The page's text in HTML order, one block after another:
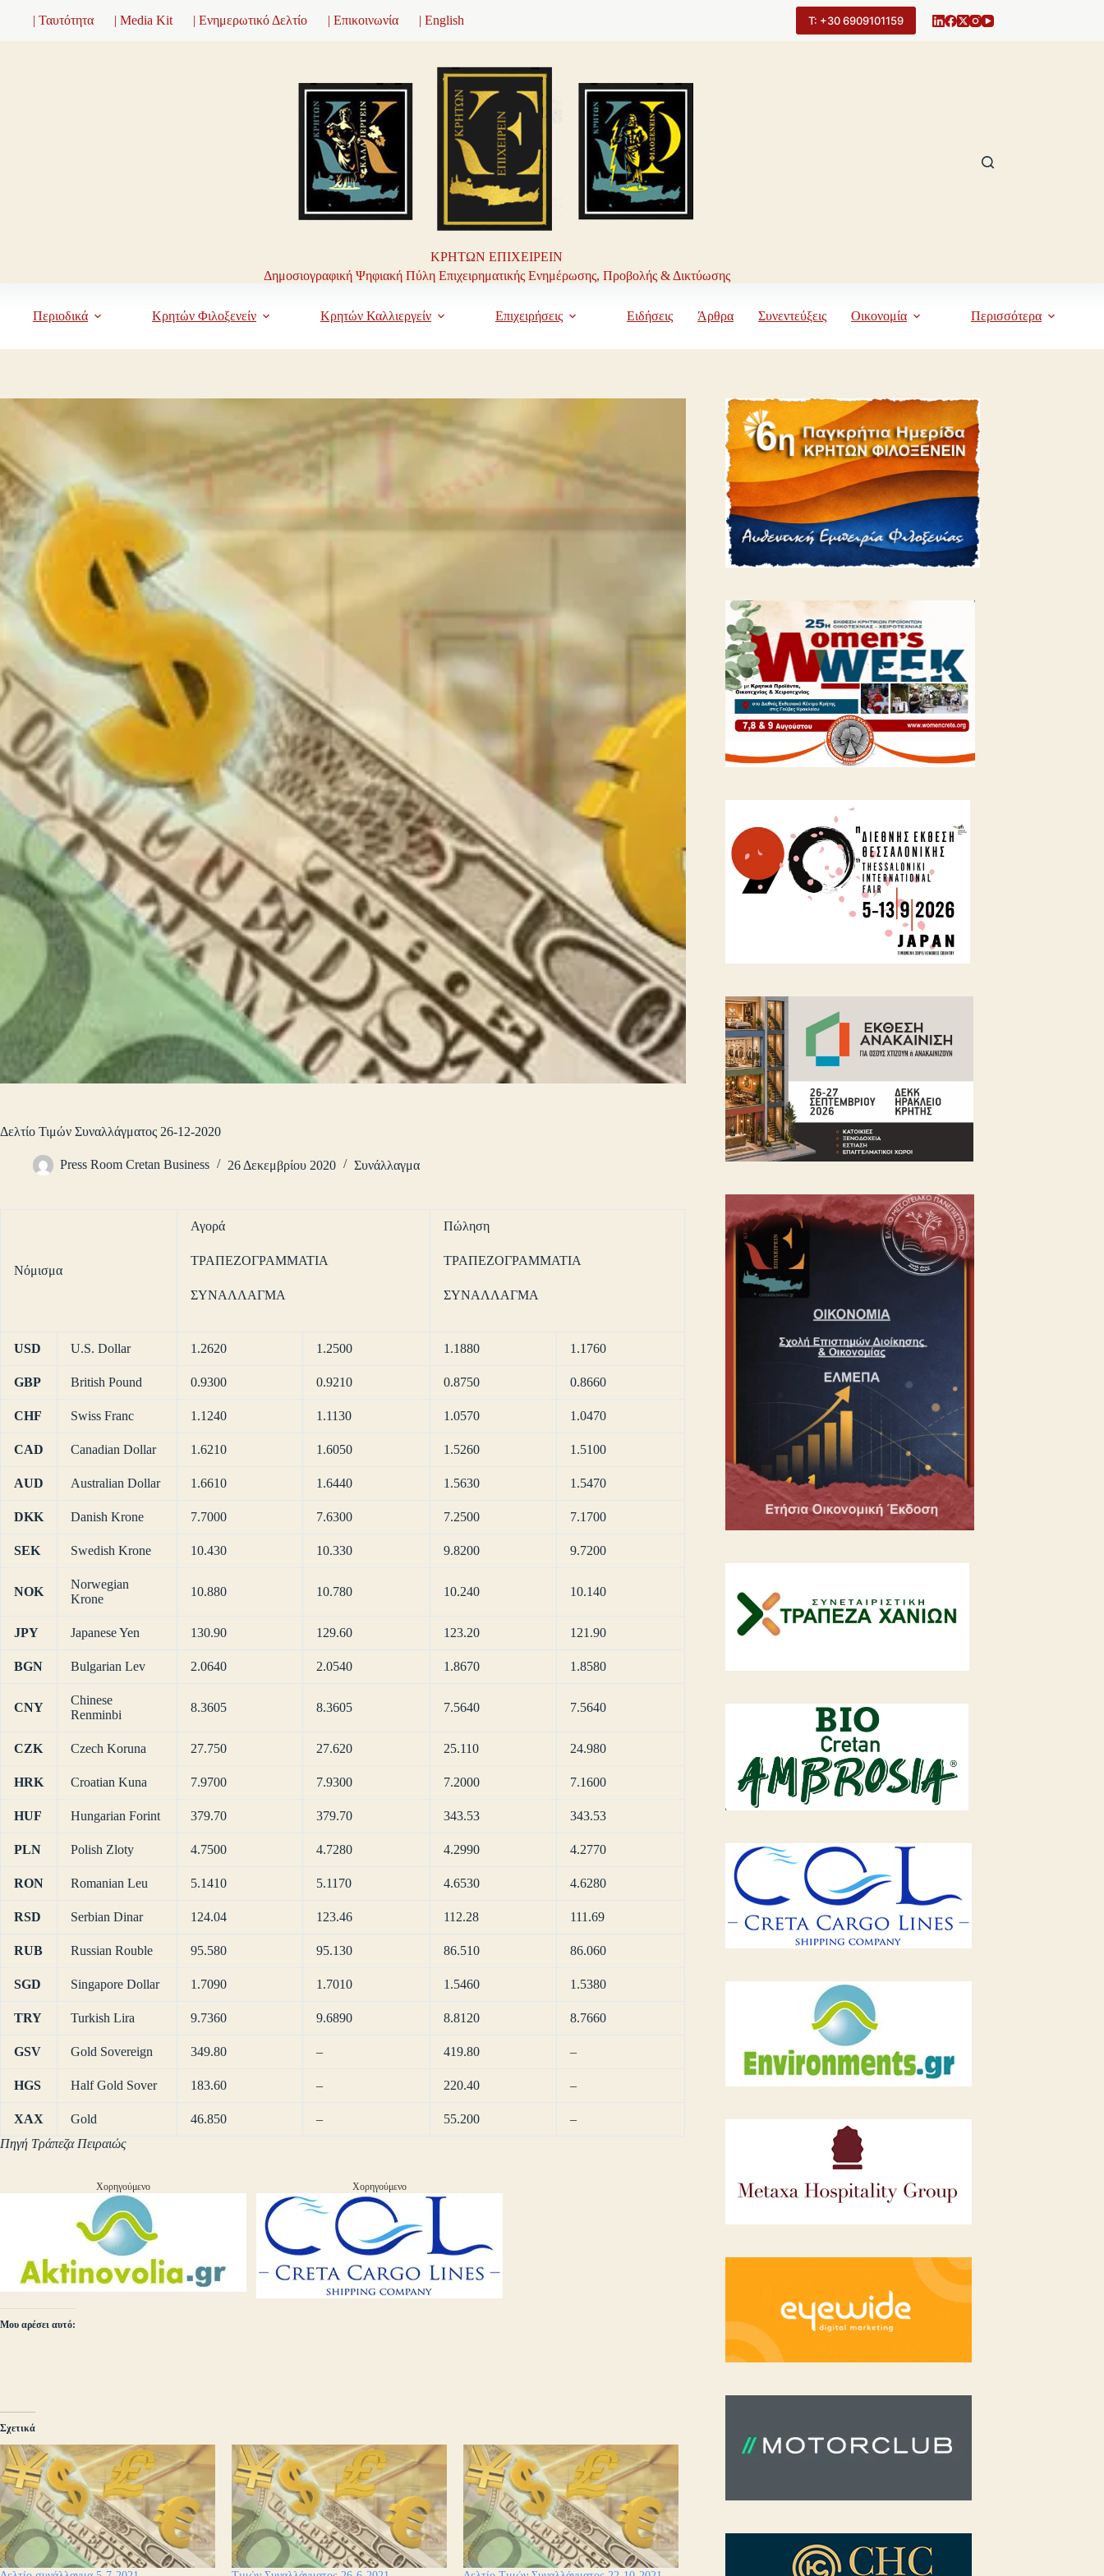
| Ταυτότητα | Media Kit | Ενημερωτικό Δελτίο | Επικοινωνία | English Τ: +30 6909101159
ΚΡΗΤΩΝ ΕΠΙΧΕΙΡΕΙΝ
Δημοσιογραφική Ψηφιακή Πύλη Επιχειρηματικής Ενημέρωσης, Προβολής & Δικτύωσης
Περιοδικά Κρητών Φιλοξενείν Κρητών Καλλιεργείν Επιχειρήσεις Ειδήσεις Άρθρα Συνεντεύξεις Οικονομία Περισσότερα
Δελτίο Τιμών Συναλλάγματος 26-12-2020
Press Room Cretan Business 26 Δεκεμβρίου 2020 Συνάλλαγμα
Νόμισμα
Αγορά
ΤΡΑΠΕΖΟΓΡΑΜΜΑΤΙΑ
ΣΥΝΑΛΛΑΓΜΑ
Πώληση
ΤΡΑΠΕΖΟΓΡΑΜΜΑΤΙΑ
ΣΥΝΑΛΛΑΓΜΑ
USD U.S. Dollar 1.2620 1.2500 1.1880 1.1760
GBP British Pound 0.9300 0.9210 0.8750 0.8660
CHF Swiss Franc 1.1240 1.1130 1.0570 1.0470
CAD Canadian Dollar 1.6210 1.6050 1.5260 1.5100
AUD Australian Dollar 1.6610 1.6440 1.5630 1.5470
DKK Danish Krone 7.7000 7.6300 7.2500 7.1700
SEK Swedish Krone 10.430 10.330 9.8200 9.7200
NOK
Norwegian
Krone
10.880 10.780 10.240 10.140
JPY Japanese Yen 130.90 129.60 123.20 121.90
BGN Bulgarian Lev 2.0640 2.0540 1.8670 1.8580
CNY
Chinese
Renminbi
8.3605 8.3605 7.5640 7.5640
CZK Czech Koruna 27.750 27.620 25.110 24.980
HRK Croatian Kuna 7.9700 7.9300 7.2000 7.1600
HUF Hungarian Forint 379.70 379.70 343.53 343.53
PLN Polish Zloty 4.7500 4.7280 4.2990 4.2770
RON Romanian Leu 5.1410 5.1170 4.6530 4.6280
RSD Serbian Dinar 124.04 123.46 112.28 111.69
RUB Russian Rouble 95.580 95.130 86.510 86.060
SGD Singapore Dollar 1.7090 1.7010 1.5460 1.5380
TRY Turkish Lira 9.7360 9.6890 8.8120 8.7660
GSV Gold Sovereign 349.80 – 419.80 –
HGS Half Gold Sover 183.60 – 220.40 –
XAX Gold 46.850 – 55.200
–
Πηγή Τράπεζα Πειραιώς
Χορηγούμενο Χορηγούμενο
Μου αρέσει αυτό:
Σχετικά